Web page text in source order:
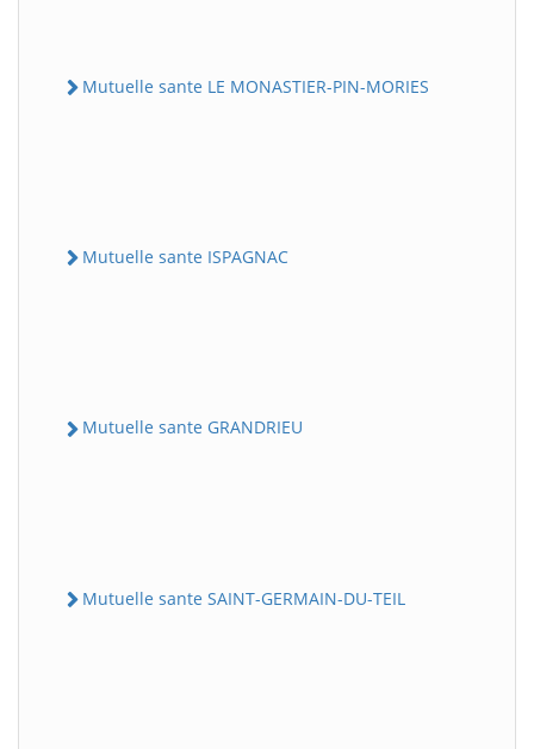
Mutuelle sante LE MONASTIER-PIN-MORIES
Mutuelle sante ISPAGNAC
Mutuelle sante GRANDRIEU
Mutuelle sante SAINT-GERMAIN-DU-TEIL